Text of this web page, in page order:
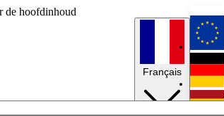
de hoofdinhoud
Français